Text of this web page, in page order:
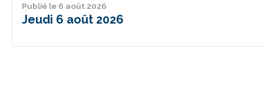
Publié le 6 août 2026
Jeudi 6 août 2026